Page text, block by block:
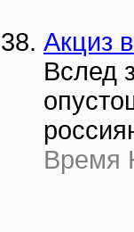
Акциз
Вслед
Время